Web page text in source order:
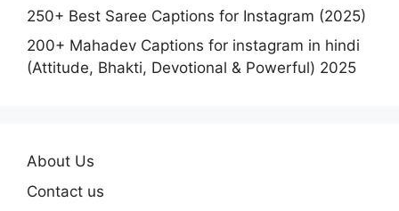
250+ Best Saree Captions for Instagram (2025)
200+ Mahadev Captions for instagram in hindi
(Attitude, Bhakti, Devotional & Powerful) 2025
About Us
Contact us